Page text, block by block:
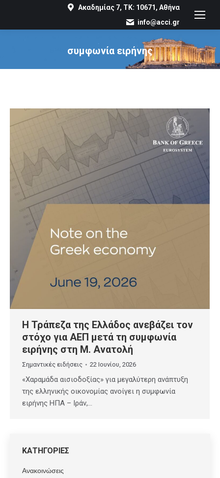
Ακαδημίας 7, ΤΚ: 10671, Αθήνα
info@acci.gr
συμφωνία ειρήνης
You are here:
Η Τράπεζα της Ελλάδος ανεβάζει τον
στόχο για ΑΕΠ μετά τη συμφωνία
ειρήνης στη Μ. Ανατολή
Σημαντικές ειδήσεις 22 Ιουνίου, 2026
«Χαραμάδα αισιοδοξίας» για μεγαλύτερη ανάπτυξη
της ελληνικής οικονομίας ανοίγει η συμφωνία
ειρήνης ΗΠΑ – Ιράν,…
ΚΑΤΗΓΟΡΙΕΣ
Ανακοινώσεις